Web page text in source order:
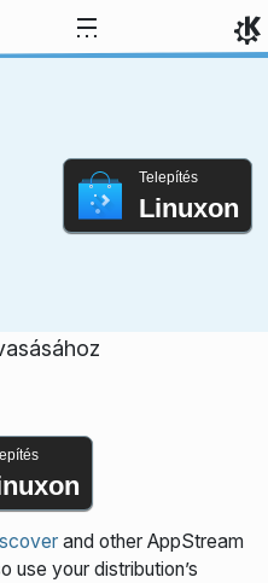
Telepítés
Linuxon
and other AppStream
use your distribution’s